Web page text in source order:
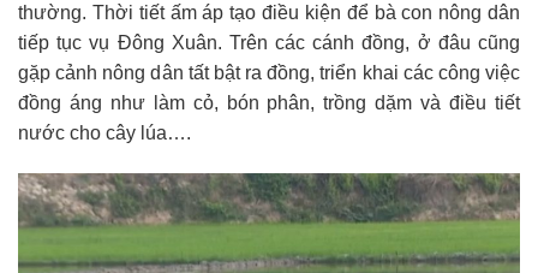
thường. Thời tiết ấm áp tạo điều kiện để bà con nông dân
tiếp tục vụ Đông Xuân. Trên các cánh đồng, ở đâu cũng
gặp cảnh nông dân tất bật ra đồng, triển khai các công việc
đồng áng như làm cỏ, bón phân, trồng dặm và điều tiết
nước cho cây lúa….